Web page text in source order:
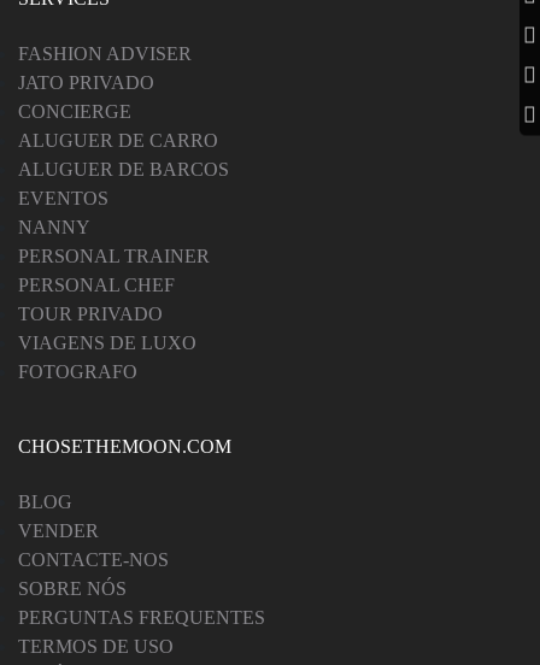
FASHION ADVISER
JATO PRIVADO
CONCIERGE
ALUGUER DE CARRO
ALUGUER DE BARCOS
EVENTOS
NANNY
PERSONAL TRAINER
PERSONAL CHEF
TOUR PRIVADO
VIAGENS DE LUXO
FOTOGRAFO
CHOSETHEMOON.COM
BLOG
VENDER
CONTACTE-NOS
SOBRE NÓS
PERGUNTAS FREQUENTES
TERMOS DE USO